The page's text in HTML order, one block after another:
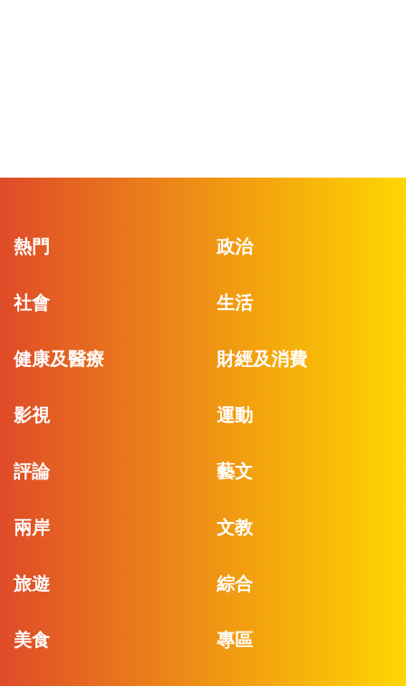
熱門 政治
社會 生活
健康及醫療 財經及消費
影視 運動
評論 藝文
兩岸 文教
旅遊 綜合
美食 專區